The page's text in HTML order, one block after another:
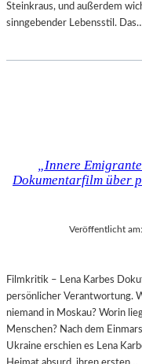
Steinkraus, und außerdem
sinngebender Lebensstil.
„Innere
Dokumentarfilm über
Veröffentlicht am:
Filmkritik – Lena Karbes
persönlicher Verantwortung.
niemand in Moskau? Worin
Menschen? Nach dem
Ukraine erschien es Lena